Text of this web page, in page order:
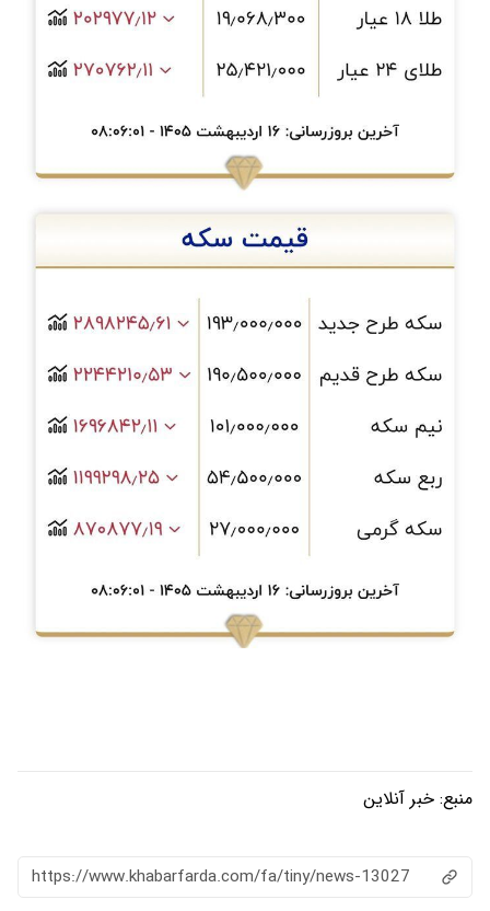
منبع: خبر آنلاین
https://www.khabarfarda.com/fa/tiny/news-13027